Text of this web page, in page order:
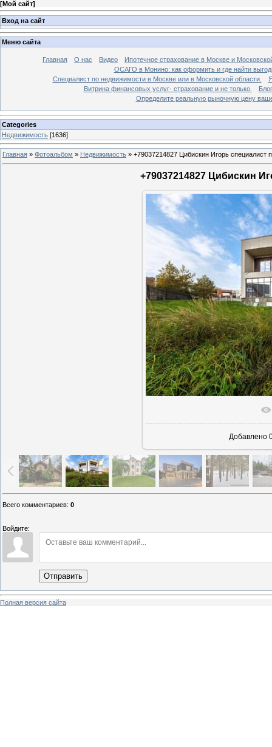
[Мой сайт]
Вход на сайт
Меню сайта
Главная О нас Видео
Ипотечное страхование в Москве и
ОСАГО в Монино: как оформить и где найти
Специалист по недвижимости в Москве или в Московской области.
Витрина финансовых услуг- страхование и не только.
Блог
Определите реальную рыночную цену
Categories
Недвижимость [1636]
Главная » Фотоальбом » Недвижимость » +79037214827 Цибискин Игорь специалист
+79037214827 Цибискин
В
Добавлено
Всего комментариев: 0
Войдите:
Отправить
Полная версия сайта